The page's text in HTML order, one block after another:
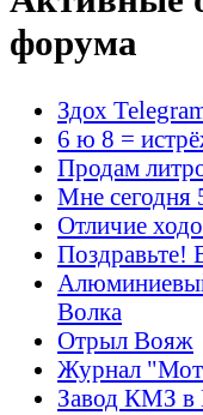
форума
Здох
6 ю 8 =
Продам
Мне сегодня
Отличие
Поздравьте!
Волка
Отрыл Вояж
Журнал
Завод КМЗ в